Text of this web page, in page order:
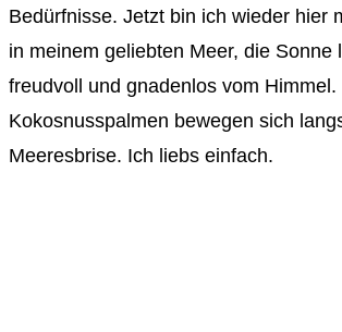
Bedürfnisse. Jetzt bin ich wieder hier
in meinem geliebten Meer, die Sonne
freudvoll und gnadenlos vom Himmel.
Kokosnusspalmen bewegen sich
Meeresbrise. Ich liebs einfach.